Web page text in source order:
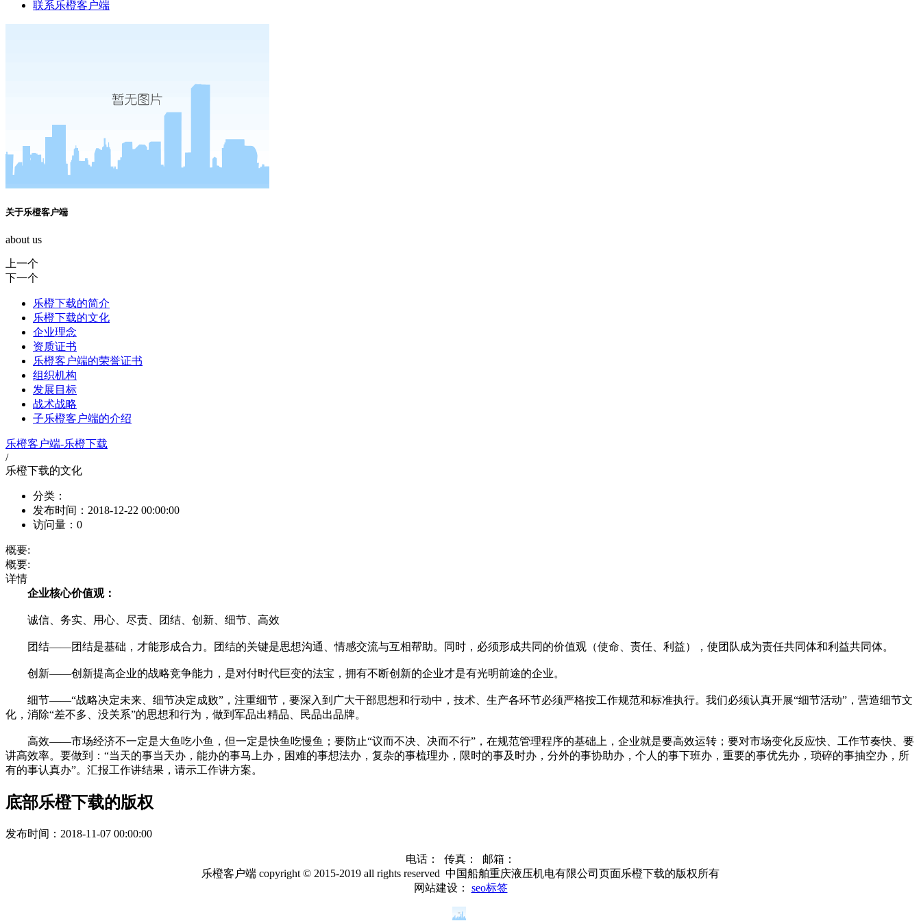
联系乐橙客户端
关于乐橙客户端
about us
上一个
下一个
乐橙下载的简介
乐橙下载的文化
企业理念
资质证书
乐橙客户端的荣誉证书
组织机构
发展目标
战术战略
子乐橙客户端的介绍
乐橙客户端-乐橙下载
/
乐橙下载的文化
分类：
发布时间： 2018-12-22 00:00:00
访问量： 0
概要:
概要:
详情
企业核心价值观：
诚信、务实、用心、尽责、团结、创新、细节、高效
团结——团结是基础，才能形成合力。团结的关键是思想沟通、情感交流与互相帮助。同时，必须形成共同的价值观（使命、责任、利益），使团队成为责任共同体和利益共同体。
创新——创新提高企业的战略竞争能力，是对付时代巨变的法宝，拥有不断创新的企业才是有光明前途的企业。
细节——“战略决定未来、细节决定成败”，注重细节，要深入到广大干部思想和行动中，技术、生产各环节必须严格按工作规范和标准执行。我们必须认真开展“细节活动”，营造细节文
化，消除“差不多、没关系”的思想和行为，做到军品出精品、民品出品牌。
高效——市场经济不一定是大鱼吃小鱼，但一定是快鱼吃慢鱼；要防止“议而不决、决而不行”，在规范管理程序的基础上，企业就是要高效运转；要对市场变化反应快、工作节奏快、要
讲高效率。要做到：“当天的事当天办，能办的事马上办，困难的事想法办，复杂的事梳理办，限时的事及时办，分外的事协助办，个人的事下班办，重要的事优先办，琐碎的事抽空办，所
有的事认真办”。汇报工作讲结果，请示工作讲方案。
底部乐橙下载的版权
发布时间： 2018-11-07 00:00:00
电话： 传真： 邮箱：
乐橙客户端 copyright © 2015-2019 all rights reserved 中国船舶重庆液压机电有限公司页面乐橙下载的版权所有
网站建设： seo标签